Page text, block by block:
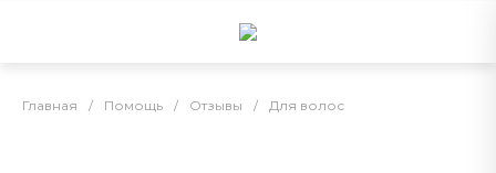
Главная / Помощь / Отзывы / Для волос